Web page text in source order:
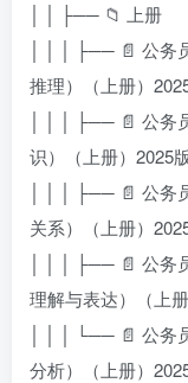
│ │ ├── 📁 上册
│ │ │ ├── 📄 公务
推理）（上册）
│ │ │ ├── 📄 公务
识）（上册）2025
│ │ │ ├── 📄 公务
关系）（上册）
│ │ │ ├── 📄 公务
理解与表达）（上
│ │ │ └── 📄 公务
分析）（上册）